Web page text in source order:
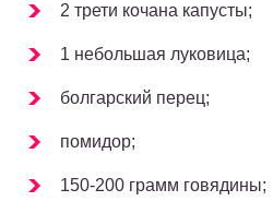
2 трети кочана капусты;
1 небольшая луковица;
болгарский перец;
помидор;
150-200 грамм говядины;